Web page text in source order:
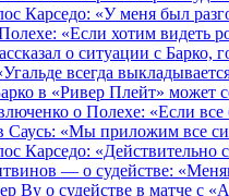
Карседо: «У меня был
«Если хотим видеть
о ситуации с
всегда
в «Ривер Плейт» может
о Полехе: «Если все
Саусь: «Мы приложим все
Карседо: «Действительно
— о судействе:
Ву о судействе в матче с